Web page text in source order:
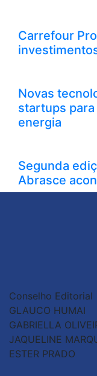
Carrefour
Novas
startups
energia
Segunda
Abrasce
Conselho Editorial
GLAUCO HUMAI
GABRIELLA
JAQUELINE
ESTER PRADO